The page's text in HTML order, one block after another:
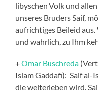
libyschen Volk und
unseres Bruders Saif,
aufrichtiges Beileid aus.
und wahrlich, zu Ihm
+Omar Buschreda
Islam Gaddafi): Saif al-
die weiterleben wird.